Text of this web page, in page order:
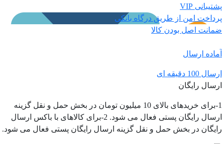
پشتیبانی VIP
پرداخت امن از طریق درگاه بانکی
ضمانت اصل بودن کالا
آماده ارسال
ارسال 100 دقیقه ای
ارسال رایگان
1-برای خریدهای بالای 10 میلیون تومان در بخش حمل و نقل گزینه
ارسال رایگان پستی فعال می شود. 2-برای کالاهای با باکس ارسال
رایگان در بخش حمل و نقل گزینه ارسال رایگان پستی فعال می شود.